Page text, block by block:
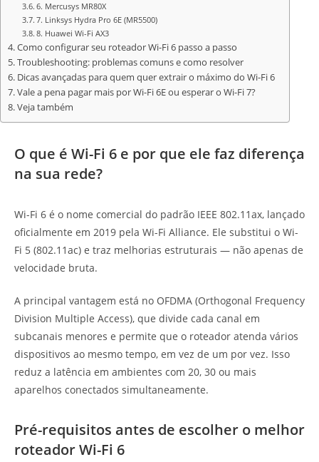
6. Mercusys MR80X
7. Linksys Hydra Pro 6E (MR5500)
8. Huawei Wi-Fi AX3
Como configurar seu roteador Wi-Fi 6 passo a passo
Troubleshooting: problemas comuns e como resolver
Dicas avançadas para quem quer extrair o máximo do Wi-Fi 6
Vale a pena pagar mais por Wi-Fi 6E ou esperar o Wi-Fi 7?
Veja também
O que é Wi-Fi 6 e por que ele faz diferença
na sua rede?
Wi-Fi 6 é o nome comercial do padrão IEEE 802.11ax, lançado
oficialmente em 2019 pela Wi-Fi Alliance. Ele substitui o Wi-
Fi 5 (802.11ac) e traz melhorias estruturais — não apenas de
velocidade bruta.
A principal vantagem está no OFDMA (Orthogonal Frequency
Division Multiple Access), que divide cada canal em
subcanais menores e permite que o roteador atenda vários
dispositivos ao mesmo tempo, em vez de um por vez. Isso
reduz a latência em ambientes com 20, 30 ou mais
aparelhos conectados simultaneamente.
Pré-requisitos antes de escolher o melhor
roteador Wi-Fi 6